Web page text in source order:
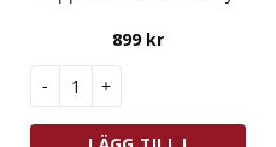
899 kr
Peugeot Nancy Pepparkvarn